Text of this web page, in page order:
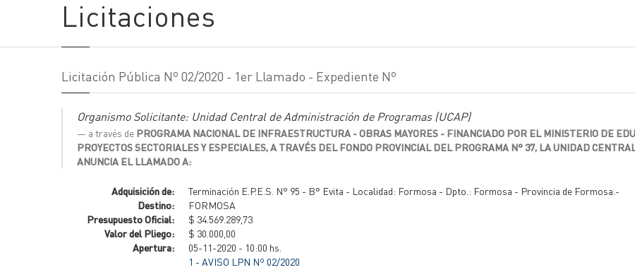
Licitaciones
Licitación Pública Nº 02/2020 - 1er Llamado - Expediente Nº
Organismo Solicitante: Unidad Central de Administración de Programas (UCAP)
a través de PROGRAMA NACIONAL DE INFRAESTRUCTURA - OBRAS MAYORES - FINANCIADO POR EL MINISTERIO DE
PROYECTOS SECTORIALES Y ESPECIALES, A TRAVÉS DEL FONDO PROVINCIAL DEL PROGRAMA N° 37, LA UNIDAD
ANUNCIA EL LLAMADO A:
Adquisición de:
Terminación E.P.E.S. N° 95 - B° Evita - Localidad: Formosa - Dpto.: Formosa - Provincia de Formosa.-
Destino:
FORMOSA
Presupuesto Oficial:
$ 34.569.289,73
Valor del Pliego:
$ 30.000,00
Apertura:
05-11-2020 - 10:00 hs.
1 - AVISO LPN Nº 02/2020